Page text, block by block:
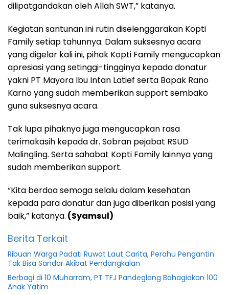
dilipatgandakan oleh Allah SWT,” katanya.
Kegiatan santunan ini rutin diselenggarakan Kopti
Family setiap tahunnya. Dalam suksesnya acara
yang digelar kali ini, pihak Kopti Family mengucapkan
apresiasi yang setinggi-tingginya kepada donatur
yakni PT Mayora Ibu Intan Latief serta Bapak Rano
Karno yang sudah memberikan support sembako
guna suksesnya acara.
Tak lupa pihaknya juga mengucapkan rasa
terimakasih kepada dr. Sobran pejabat RSUD
Malingling. Serta sahabat Kopti Family lainnya yang
sudah memberikan support.
“Kita berdoa semoga selalu dalam kesehatan
kepada para donatur dan juga diberikan posisi yang
baik,” katanya. (Syamsul)
Berita Terkait
Ribuan Warga Padati Ruwat Laut Carita, Perahu Pengantin
Tak Bisa Sandar Akibat Pendangkalan
Berbagi di 10 Muharram, PT TFJ Pandeglang Bahagiakan 100
Anak Yatim